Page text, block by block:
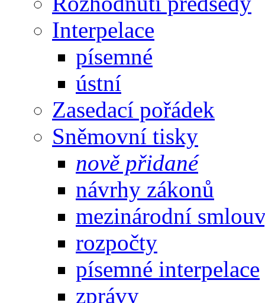
Interpelace
písemné
ústní
Zasedací pořádek
Sněmovní tisky
nově přidané
návrhy zákonů
mezinárodní
rozpočty
písemné interpelace
zprávy